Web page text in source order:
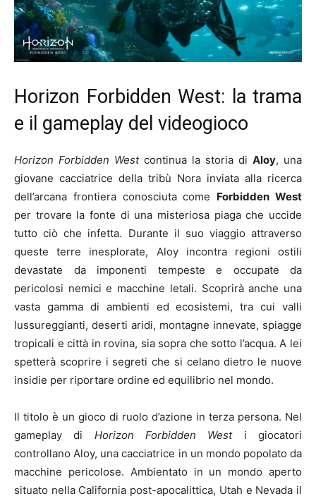
Horizon Forbidden West: la trama
e il gameplay del videogioco
Horizon Forbidden Westcontinua la storia di Aloy, una
giovane cacciatrice della tribù Nora inviata alla ricerca
dell’arcana frontiera conosciuta come Forbidden West
per trovare la fonte di una misteriosa piaga che uccide
tutto ciò che infetta. Durante il suo viaggio attraverso
queste terre inesplorate, Aloy incontra regioni ostili
devastate da imponenti tempeste e occupate da
pericolosi nemici e macchine letali. Scoprirà anche una
vasta gamma di ambienti ed ecosistemi, tra cui valli
lussureggianti, deserti aridi, montagne innevate, spiagge
tropicali e città in rovina, sia sopra che sotto l’acqua. A lei
spetterà scoprire i segreti che si celano dietro le nuove
insidie per riportare ordine ed equilibrio nel mondo.
Il titolo è un gioco di ruolo d’azione in terza persona. Nel
gameplay di Horizon Forbidden Westi giocatori
controllano Aloy, una cacciatrice in un mondo popolato da
macchine pericolose. Ambientato in un mondo aperto
situato nella California post-apocalittica, Utah e Nevada il